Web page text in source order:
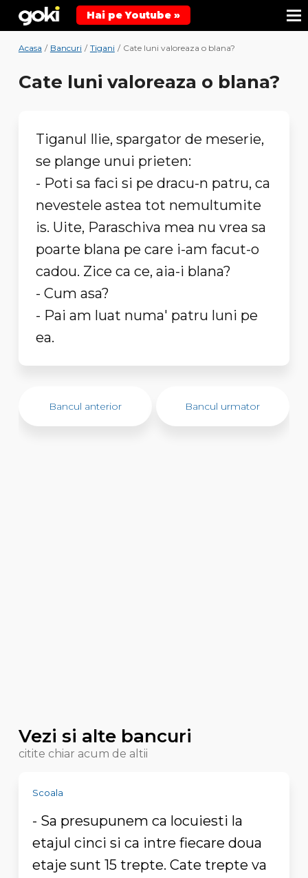
Hai pe Youtube »
Acasa / Bancuri / Tigani / Cate luni valoreaza o blana?
Cate luni valoreaza o blana?
Tiganul Ilie, spargator de meserie,
se plange unui prieten:
- Poti sa faci si pe dracu-n patru, ca
nevestele astea tot nemultumite
is. Uite, Paraschiva mea nu vrea sa
poarte blana pe care i-am facut-o
cadou. Zice ca ce, aia-i blana?
- Cum asa?
- Pai am luat numa' patru luni pe
ea.
Bancul anterior Bancul urmator
Vezi si alte bancuri
citite chiar acum de altii
Scoala
- Sa presupunem ca locuiesti la
etajul cinci si ca intre fiecare doua
etaje sunt 15 trepte. Cate trepte va